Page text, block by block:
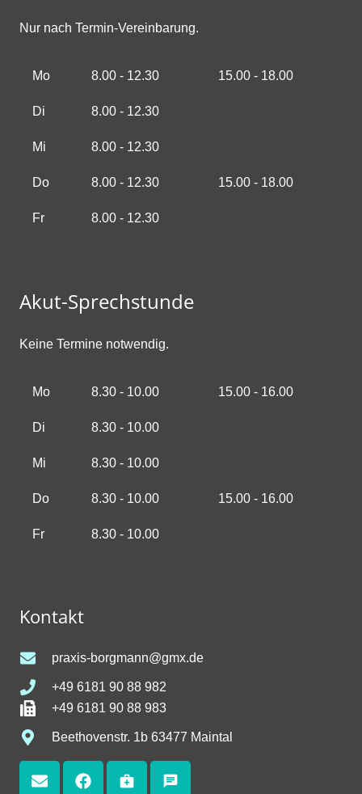
Nur nach Termin-Vereinbarung.
Mo 8.00 - 12.30 15.00 - 18.00
Di 8.00 - 12.30
Mi 8.00 - 12.30
Do 8.00 - 12.30 15.00 - 18.00
Fr 8.00 - 12.30
Akut-Sprechstunde
Keine Termine notwendig.
Mo 8.30 - 10.00 15.00 - 16.00
Di 8.30 - 10.00
Mi 8.30 - 10.00
Do 8.30 - 10.00 15.00 - 16.00
Fr 8.30 - 10.00
Kontakt
praxis-borgmann@gmx.de
+49 6181 90 88 982
+49 6181 90 88 983
Beethovenstr. 1b 63477 Maintal
medical_services chat